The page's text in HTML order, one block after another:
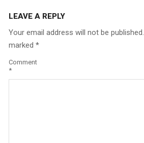
LEAVE A REPLY
Your email address will not be published.
marked *
Comment
*